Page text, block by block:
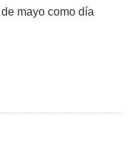
mayo como día